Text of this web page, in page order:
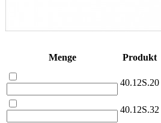
Menge Produkt
40.12S.20
40.12S.32